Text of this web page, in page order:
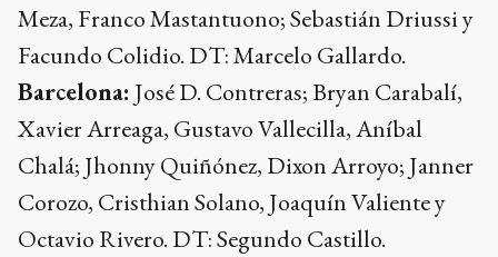
Meza, Franco Mastantuono; Sebastián Driussi y
Facundo Colidio. DT: Marcelo Gallardo.
Barcelona: José D. Contreras; Bryan Carabalí,
Xavier Arreaga, Gustavo Vallecilla, Aníbal
Chalá; Jhonny Quiñónez, Dixon Arroyo; Janner
Corozo, Cristhian Solano, Joaquín Valiente y
Octavio Rivero. DT: Segundo Castillo.